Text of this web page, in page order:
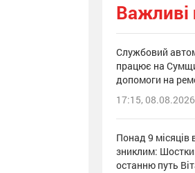
Важливі
Службовий
працює на
допомоги на
17:15, 08.08.2026
Понад 9 місяців
зниклим:
останню путь